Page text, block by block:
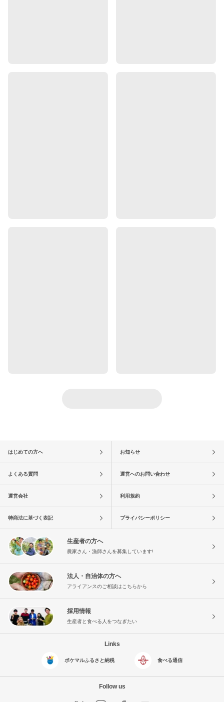
はじめての方へ お知らせ
よくある質問 運営へのお問い合わせ
運営会社 利用規約
特商法に基づく表記 プライバシーポリシー
生産者の方へ
農家さん・漁師さんを募集しています!
法人・自治体の方へ
アライアンスのご相談はこちらから
採用情報
生産者と食べる人をつなぎたい
Links
ポケマルふるさと納税 食べる通信
Follow us